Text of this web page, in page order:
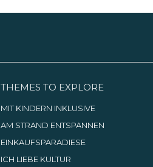
THEMES TO EXPLORE
MIT KINDERN INKLUSIVE
AM STRAND ENTSPANNEN
EINKAUFSPARADIESE
ICH LIEBE KULTUR